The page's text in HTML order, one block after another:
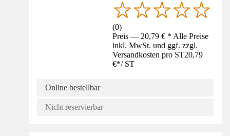
(0)
Preis — 20,79 € * Alle Preise
inkl. MwSt. und ggf. zzgl.
Versandkosten pro ST20,79
€*/ ST
Online bestellbar
Nicht reservierbar